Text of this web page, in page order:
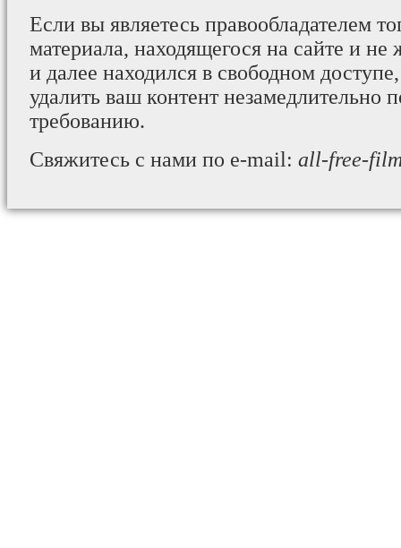
Если вы являетесь правообладателем
материала, находящегося на сайте и не
и далее находился в свободном
удалить ваш контент незамедлительно
требованию.
Свяжитесь с нами по e-mail: all-free-